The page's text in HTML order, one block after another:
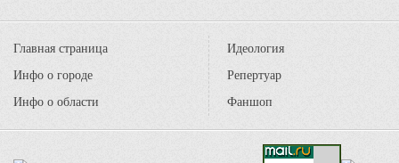
Главная страница
Инфо о городе
Инфо о области
Идеология
Репертуар
Фаншоп